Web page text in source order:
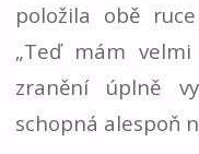
položila obě
„Teď mám
zranění úplně
schopná alespoň